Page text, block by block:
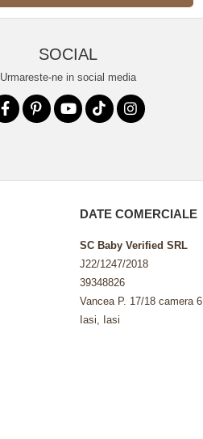
SOCIAL
Urmareste-ne in social media
DATE COMERCIALE
SC Baby Verified SRL
J22/1247/2018
39348826
Vancea P. 17/18 camera 6
Iasi, Iasi